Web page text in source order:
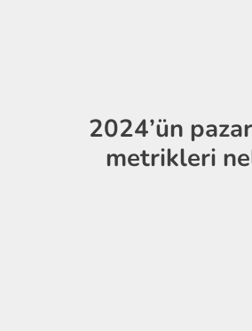
2024’ün
metrikleri